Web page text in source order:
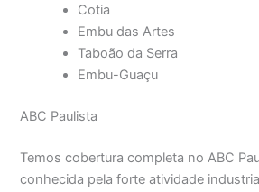
Cotia
Embu das Artes
Taboão da Serra
Embu-Guaçu
ABC Paulista
Temos cobertura completa no ABC
conhecida pela forte atividade